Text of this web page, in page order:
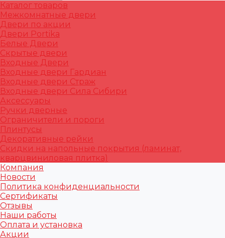
Каталог товаров
Межкомнатные двери
Двери по акции
Двери Portika
Белые Двери
Скрытые двери
Входные Двери
Входные двери Гардиан
Входные двери Страж
Входные двери Сила Сибири
Аксессуары
Ручки дверные
Ограничители и пороги
Плинтусы
Декоративные рейки
Скидки на напольные покрытия (ламинат,
кварцвиниловая плитка)
Компания
Новости
Политика конфиденциальности
Сертификаты
Отзывы
Наши работы
Оплата и установка
Акции